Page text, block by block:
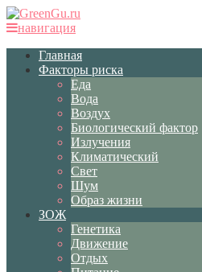
навигация
Главная
Факторы риска
Еда
Вода
Воздух
Биологический фактор
Излучения
Климатический
Свет
Шум
Образ жизни
ЗОЖ
Генетика
Движение
Отдых